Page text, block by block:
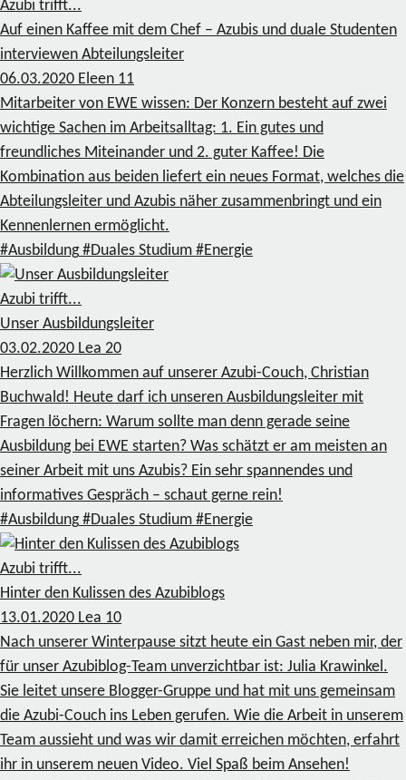
Azubi trifft...
Auf einen Kaffee mit dem Chef – Azubis und duale Studenten
interviewen Abteilungsleiter
06.03.2020 Eleen 11
Mitarbeiter von EWE wissen: Der Konzern besteht auf zwei
wichtige Sachen im Arbeitsalltag: 1. Ein gutes und
freundliches Miteinander und 2. guter Kaffee! Die
Kombination aus beiden liefert ein neues Format, welches die
Abteilungsleiter und Azubis näher zusammenbringt und ein
Kennenlernen ermöglicht.
#Ausbildung #Duales Studium #Energie
Azubi trifft...
Unser Ausbildungsleiter
03.02.2020 Lea 20
Herzlich Willkommen auf unserer Azubi-Couch, Christian
Buchwald! Heute darf ich unseren Ausbildungsleiter mit
Fragen löchern: Warum sollte man denn gerade seine
Ausbildung bei EWE starten? Was schätzt er am meisten an
seiner Arbeit mit uns Azubis? Ein sehr spannendes und
informatives Gespräch – schaut gerne rein!
#Ausbildung #Duales Studium #Energie
Azubi trifft...
Hinter den Kulissen des Azubiblogs
13.01.2020 Lea 10
Nach unserer Winterpause sitzt heute ein Gast neben mir, der
für unser Azubiblog-Team unverzichtbar ist: Julia Krawinkel.
Sie leitet unsere Blogger-Gruppe und hat mit uns gemeinsam
die Azubi-Couch ins Leben gerufen. Wie die Arbeit in unserem
Team aussieht und was wir damit erreichen möchten, erfahrt
ihr in unserem neuen Video. Viel Spaß beim Ansehen!